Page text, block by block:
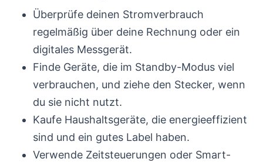
Überprüfe deinen Stromverbrauch
regelmäßig über deine Rechnung oder ein
digitales Messgerät.
Finde Geräte, die im Standby-Modus viel
verbrauchen, und ziehe den Stecker, wenn
du sie nicht nutzt.
Kaufe Haushaltsgeräte, die energieeffizient
sind und ein gutes Label haben.
Verwende Zeitsteuerungen oder Smart-